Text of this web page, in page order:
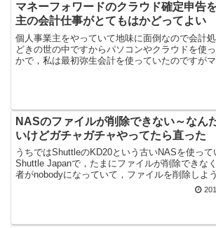
マネーフォワードのクラウド確定申告
主の会計仕事がとてもはかどってよい
個人事業主をやっていて地味に面倒なので会計
どきの世の中ですからパソコンやクラウドを使
かで，私は最初弥生会計を使っていたのですがマ
ラウド確定申告に乗り換えました。それらのよ
NASのファイルが削除できない～なん
いけどガチャガチャやってたら直った
うちではShuttleのKD20という古いNASを使っ
Shuttle Japanで，たまにファイルが削除できな
者がnobodyになっていて，ファイルを削除しよ